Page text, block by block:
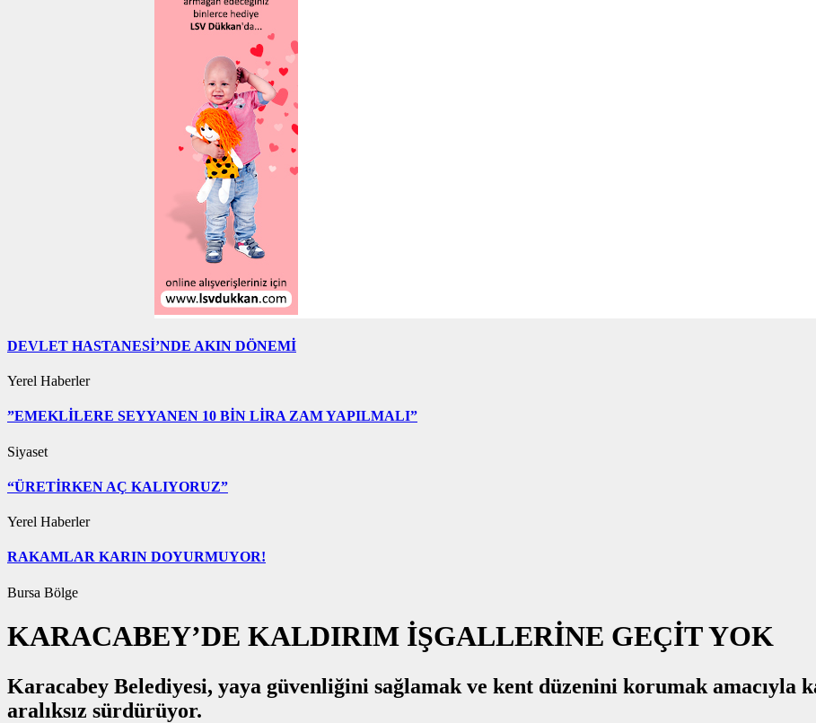
DEVLET HASTANESİ’NDE AKIN DÖNEMİ
Yerel Haberler
”EMEKLİLERE SEYYANEN 10 BİN LİRA ZAM YAPILMALI”
Siyaset
“ÜRETİRKEN AÇ KALIYORUZ”
Yerel Haberler
RAKAMLAR KARIN DOYURMUYOR!
Bursa Bölge
KARACABEY’DE KALDIRIM İŞGALLERİNE GEÇİT YOK
Karacabey Belediyesi, yaya güvenliğini sağlamak ve kent düzenini korumak amacıyla
aralıksız sürdürüyor.